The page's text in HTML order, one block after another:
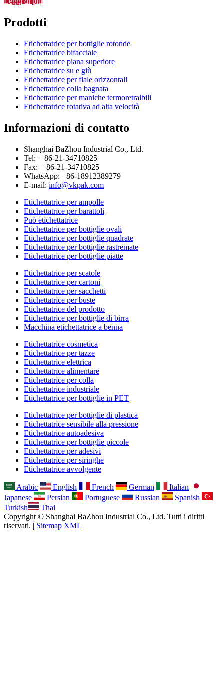
Prodotti
Etichettatrice per bottiglie rotonde
Etichettatrice bifacciale
Etichettatrice piana superiore
Etichettatrice su e giù
Etichettatrice per fiale orizzontali
Etichettatrice colla bagnata
Etichettatrice per maniche termoretraibili
Etichettatrice rotativa ad alta velocità
Informazioni di contatto
Shanghai BaZhou Industrial Co., Ltd.
Tel: + 86-21-34710825
Fax: + 86-21-34710825
WhatsApp: +86-18912389279
E-mail: info@vkpak.com
Etichettatrice per ampolle
Etichettatrice per barattoli
Può etichettatrice
Etichettatrice per bottiglie ovali
Etichettatrice per bottiglie quadrate
Etichettatrice per bottiglie rastremate
Etichettatrice per bottiglie piatte
Etichettatrice per scatole
Etichettatrice per cartoni
Etichettatrice per sacchetti
Etichettatrice per buste
Etichettatrice del prodotto
Etichettatrice per bottiglie di birra
Macchina etichettatrice a benna
Etichettatrice cosmetica
Etichettatrice per tazze
Etichettatrice elettrica
Etichettatrice alimentare
Etichettatrice per colla
Etichettatrice industriale
Etichettatrice per bottiglie in PET
Etichettatrice per bottiglie di plastica
Etichettatrice sensibile alla pressione
Etichettatrice autoadesiva
Etichettatrice per bottiglie piccole
Etichettatrice per adesivi
Etichettatrice per siringhe
Etichettatrice avvolgente
Arabic English French German
Italian
Japanese
Persian Portuguese Russian
Spanish
Turkish
Thai
Copyright © Shanghai BaZhou Industrial Co., Ltd. Tutti i diritti
riservati. | Sitemap XML